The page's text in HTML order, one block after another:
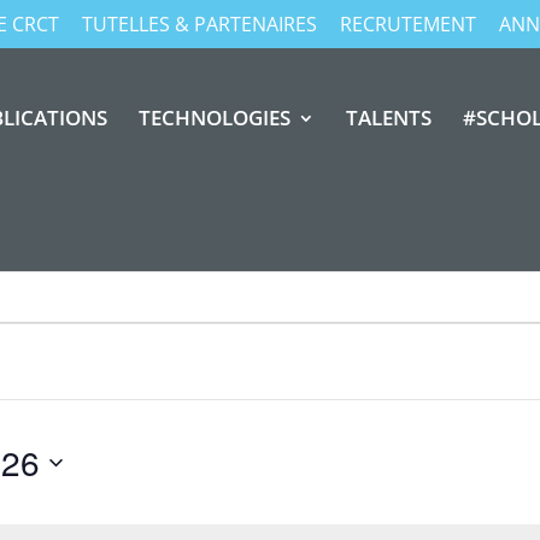
CRCT TUTELLES & PARTENAIRES RECRUTEMENT
TECHNOLOGIES TALENTS